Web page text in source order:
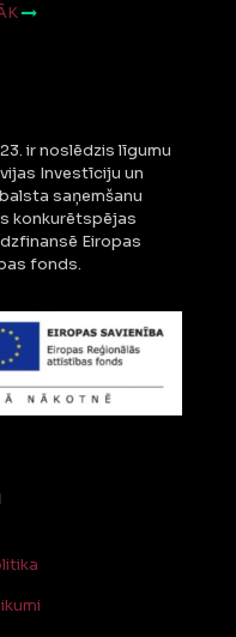
ir noslēdzis līgumu
Investīciju un
saņemšanu
konkurētspējas
Eiropas
fonds.